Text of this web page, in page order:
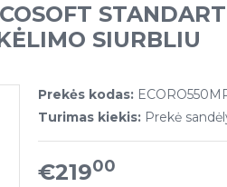
SIURBLIU
Prekės kodas:
Turimas kiekis: Prekė
€21900